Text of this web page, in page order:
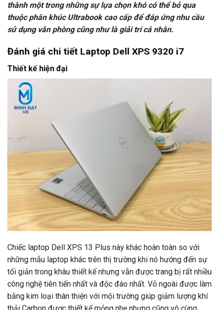
thành một trong những sự lựa chọn khó có thể bỏ qua
thuộc phân khúc Ultrabook cao cấp để đáp ứng nhu cầu
sử dụng văn phòng cũng như là giải trí cá nhân.
Đánh giá chi tiết Laptop Dell XPS 9320 i7
Thiết kế hiện đại
Chiếc laptop Dell XPS 13 Plus này khác hoàn toàn so với
những mẫu laptop khác trên thị trường khi nó hướng đến sự
tối giản trong khâu thiết kế nhưng vẫn được trang bị rất nhiều
công nghệ tiên tiến nhất và độc đáo nhất. Vỏ ngoài được làm
bằng kim loại thân thiện với mội trường giúp giảm lượng khí